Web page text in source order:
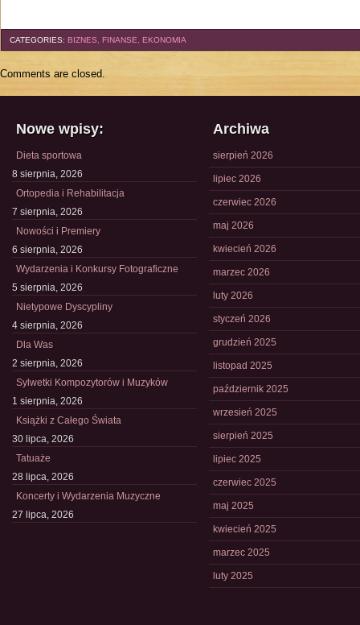
CATEGORIES: BIZNES, FINANSE, EKONOMIA
Comments are closed.
Nowe wpisy:
Dieta sportowa
8 sierpnia, 2026
Ortopedia i Rehabilitacja
7 sierpnia, 2026
Nowości i Premiery
6 sierpnia, 2026
Wydarzenia i Konkursy Fotograficzne
5 sierpnia, 2026
Nietypowe Dyscypliny
4 sierpnia, 2026
Dla Was
2 sierpnia, 2026
Sylwetki Kompozytorów i Muzyków
1 sierpnia, 2026
Książki z Całego Świata
30 lipca, 2026
Tatuaże
28 lipca, 2026
Koncerty i Wydarzenia Muzyczne
27 lipca, 2026
Archiwa
sierpień 2026
lipiec 2026
czerwiec 2026
maj 2026
kwiecień 2026
marzec 2026
luty 2026
styczeń 2026
grudzień 2025
listopad 2025
październik 2025
wrzesień 2025
sierpień 2025
lipiec 2025
czerwiec 2025
maj 2025
kwiecień 2025
marzec 2025
luty 2025